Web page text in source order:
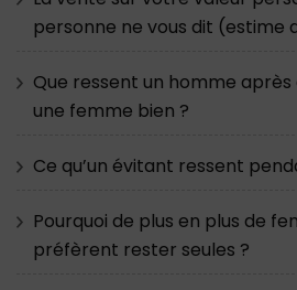
personne ne vous dit (estime
Que ressent un homme
une femme bien ?
Ce qu’un évitant ressent
Pourquoi de plus en plus de
préfèrent rester seules ?